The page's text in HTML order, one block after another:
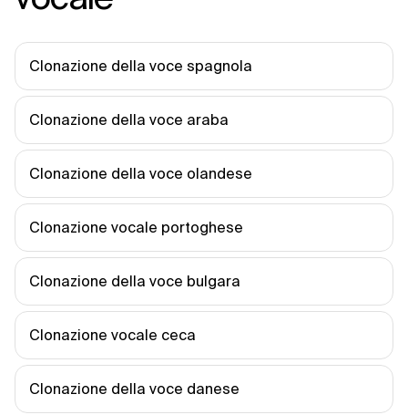
Clonazione della voce spagnola
Clonazione della voce araba
Clonazione della voce olandese
Clonazione vocale portoghese
Clonazione della voce bulgara
Clonazione vocale ceca
Clonazione della voce danese